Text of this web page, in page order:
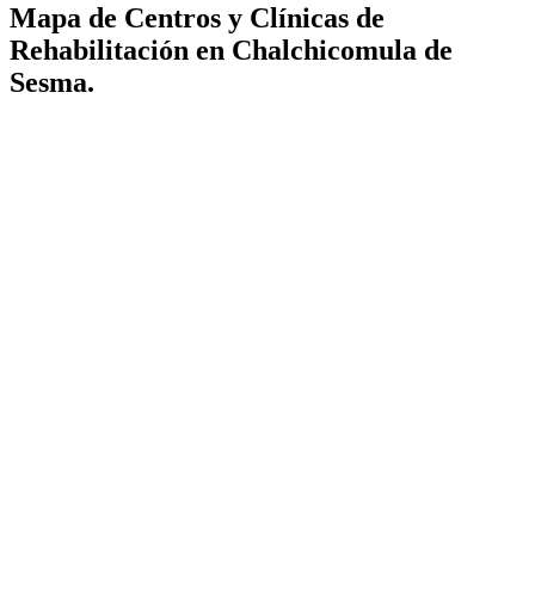
Mapa de Centros y Clínicas de
Rehabilitación en Chalchicomula de
Sesma.